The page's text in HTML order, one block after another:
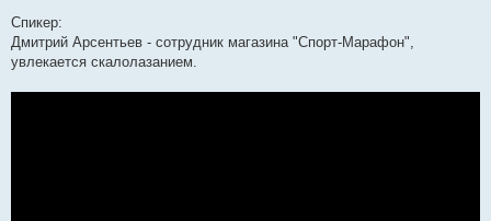
е
н
н
я
Спикер:
Дмитрий Арсентьев - сотрудник магазина "Спорт-Марафон",
увлекается скалолазанием.